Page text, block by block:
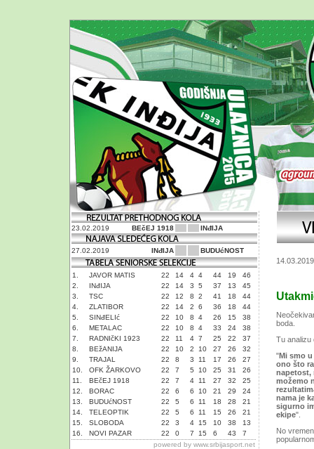
23.02.2019 BEčEJ 1918 INđIJA
27.02.2019 INđIJA BUDUćNOST
1. JAVOR MATIS 22 14 4 4 44 19
46
2.
INđIJA 22 14 3 5 37 13
45
3.
TSC 22 12 8 2 41 18
44
4.
ZLATIBOR 22 14 2 6 36 18
44
5.
SINđELIć 22 10 8 4 26 15
38
6.
METALAC 22 10 8 4 33 24
38
7.
RADNIčKI 1923 22 11 4 7 25 22
37
8.
BEžANIJA 22 10 2 10 27 26
32
9.
TRAJAL 22 8 3 11 17 26
27
10.
OFK ŽARKOVO 22 7 5 10 25 31
26
11.
BEčEJ 1918 22 7 4 11 27 32
25
12.
BORAC 22 6 6 10 21 29
24
13.
BUDUćNOST 22 5 6 11 18 28
21
14.
TELEOPTIK 22 5 6 11 15 26
21
15.
SLOBODA 22 3 4 15 10 38
13
16.
NOVI PAZAR 22 0 7 15 6 43
7
powered by www.srbijasport.net
14.03.2019
boda.
Tu analizu
"Mi smo
ono što
napetost,
možemo
nama je
sigurno
ekipe".
No